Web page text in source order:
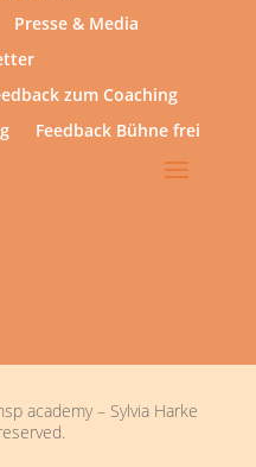
Presse & Media
zum Coaching
Feedback Bühne frei
academy – Sylvia Harke